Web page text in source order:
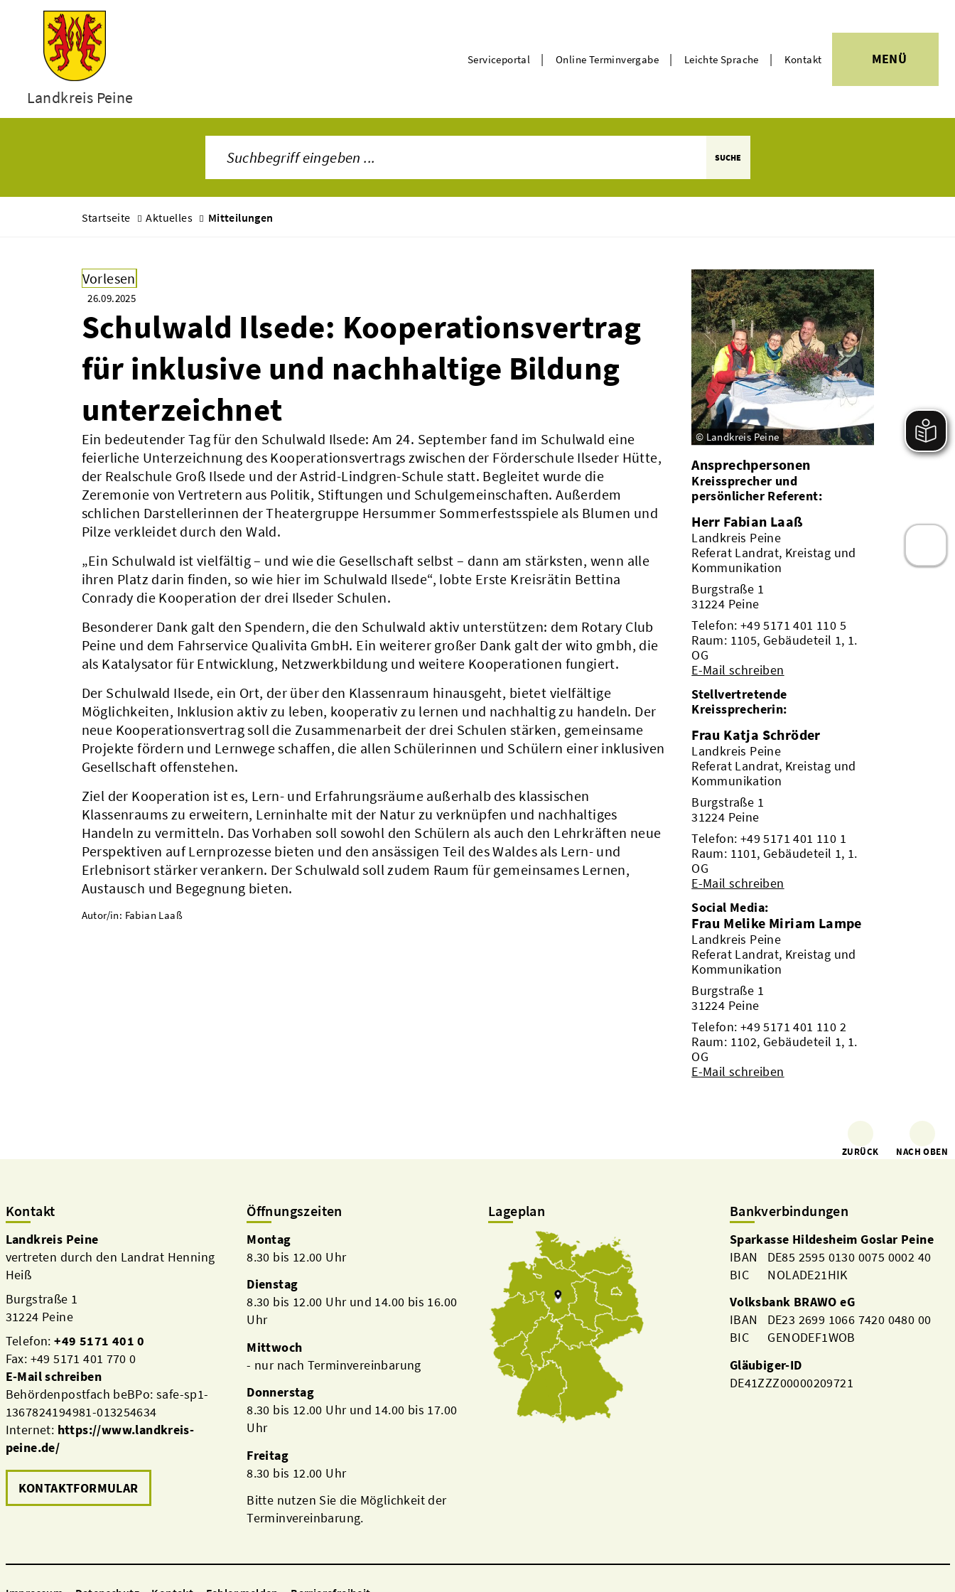
Landkreis Peine
Serviceportal | Online Terminvergabe | Leichte Sprache | Kontakt MENÜ
SUCHE
Startseite Aktuelles Mitteilungen
Vorlesen
26.09.2025
Schulwald Ilsede: Kooperationsvertrag
für inklusive und nachhaltige Bildung
unterzeichnet
Ein bedeutender Tag für den Schulwald Ilsede: Am 24. September fand im Schulwald eine
feierliche Unterzeichnung des Kooperationsvertrags zwischen der Förderschule Ilseder Hütte,
der Realschule Groß Ilsede und der Astrid-Lindgren-Schule statt. Begleitet wurde die
Zeremonie von Vertretern aus Politik, Stiftungen und Schulgemeinschaften. Außerdem
schlichen Darstellerinnen der Theatergruppe Hersummer Sommerfestsspiele als Blumen und
Pilze verkleidet durch den Wald.
„Ein Schulwald ist vielfältig – und wie die Gesellschaft selbst – dann am stärksten, wenn alle
ihren Platz darin finden, so wie hier im Schulwald Ilsede“, lobte Erste Kreisrätin Bettina
Conrady die Kooperation der drei Ilseder Schulen.
Besonderer Dank galt den Spendern, die den Schulwald aktiv unterstützen: dem Rotary Club
Peine und dem Fahrservice Qualivita GmbH. Ein weiterer großer Dank galt der wito gmbh, die
als Katalysator für Entwicklung, Netzwerkbildung und weitere Kooperationen fungiert.
Der Schulwald Ilsede, ein Ort, der über den Klassenraum hinausgeht, bietet vielfältige
Möglichkeiten, Inklusion aktiv zu leben, kooperativ zu lernen und nachhaltig zu handeln. Der
neue Kooperationsvertrag soll die Zusammenarbeit der drei Schulen stärken, gemeinsame
Projekte fördern und Lernwege schaffen, die allen Schülerinnen und Schülern einer inklusiven
Gesellschaft offenstehen.
Ziel der Kooperation ist es, Lern- und Erfahrungsräume außerhalb des klassischen
Klassenraums zu erweitern, Lerninhalte mit der Natur zu verknüpfen und nachhaltiges
Handeln zu vermitteln. Das Vorhaben soll sowohl den Schülern als auch den Lehrkräften neue
Perspektiven auf Lernprozesse bieten und den ansässigen Teil des Waldes als Lern- und
Erlebnisort stärker verankern. Der Schulwald soll zudem Raum für gemeinsames Lernen,
Austausch und Begegnung bieten.
Autor/in: Fabian Laaß
© Landkreis Peine
Ansprechpersonen
Kreissprecher und
persönlicher Referent:
Herr Fabian Laaß
Landkreis Peine
Referat Landrat, Kreistag und
Kommunikation
Burgstraße 1
31224 Peine
Telefon: +49 5171 401 110 5
Raum: 1105, Gebäudeteil 1, 1.
OG
E-Mail schreiben
Stellvertretende
Kreissprecherin:
Frau Katja Schröder
Landkreis Peine
Referat Landrat, Kreistag und
Kommunikation
Burgstraße 1
31224 Peine
Telefon: +49 5171 401 110 1
Raum: 1101, Gebäudeteil 1, 1.
OG
E-Mail schreiben
Social Media:
Frau Melike Miriam Lampe
Landkreis Peine
Referat Landrat, Kreistag und
Kommunikation
Burgstraße 1
31224 Peine
Telefon: +49 5171 401 110 2
Raum: 1102, Gebäudeteil 1, 1.
OG
E-Mail schreiben
ZURÜCK NACH OBEN
Kontakt
Landkreis Peine
vertreten durch den Landrat Henning
Heiß
Burgstraße 1
31224 Peine
Telefon:+49 5171 401 0
Fax: +49 5171 401 770 0
E-Mail schreiben
Behördenpostfach beBPo: safe-sp1-
1367824194981-013254634
Internet: https://www.landkreis-
peine.de/
KONTAKTFORMULAR
Öffnungszeiten
Montag
8.30 bis 12.00 Uhr
Dienstag
8.30 bis 12.00 Uhr und 14.00 bis 16.00
Uhr
Mittwoch
- nur nach Terminvereinbarung
Donnerstag
8.30 bis 12.00 Uhr und 14.00 bis 17.00
Uhr
Freitag
8.30 bis 12.00 Uhr
Bitte nutzen Sie die Möglichkeit der
Terminvereinbarung.
Lageplan Bankverbindungen
Sparkasse Hildesheim Goslar Peine
IBAN DE85 2595 0130 0075 0002 40
BIC NOLADE21HIK
Volksbank BRAWO eG
IBAN DE23 2699 1066 7420 0480 00
BIC GENODEF1WOB
Gläubiger-ID
DE41ZZZ00000209721